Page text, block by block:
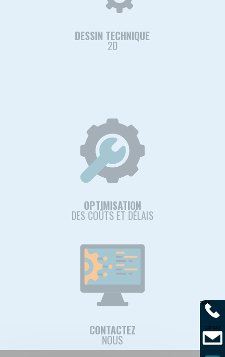
DESSIN TECHNIQUE
2D
OPTIMISATION
DES COÛTS ET DÉLAIS
CONTACTEZ
NOUS
appel
Contact